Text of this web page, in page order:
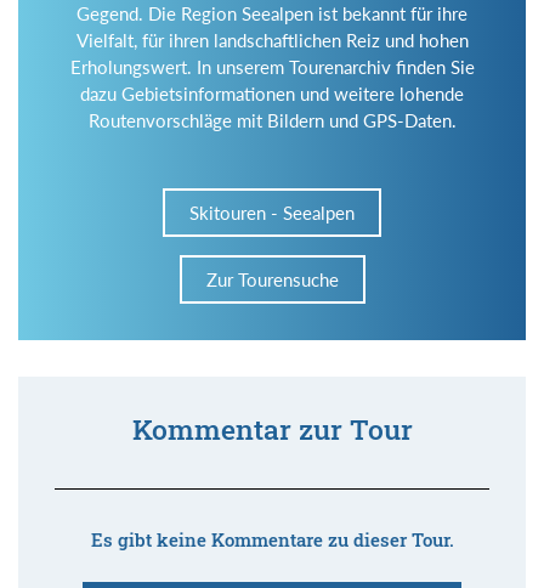
Gegend. Die Region Seealpen ist bekannt für ihre
Vielfalt, für ihren landschaftlichen Reiz und hohen
Erholungswert. In unserem Tourenarchiv finden Sie
dazu Gebietsinformationen und weitere lohende
Routenvorschläge mit Bildern und GPS-Daten.
Skitouren - Seealpen
Zur Tourensuche
Kommentar zur Tour
Es gibt keine Kommentare zu dieser Tour.